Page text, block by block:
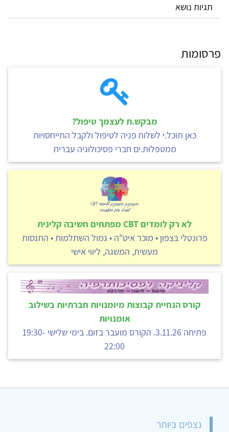
תגיות נושא
פרסומות
מבקש.ת לעצמך טיפול?
כאן תוכל.י לשלוח פניה לטיפול ולקבל התייחסויות
ממטפלות.ים חברי פסיכולוגיה עברית
לא רק לומדים CBT מפתחים חשיבה קלינית
פרונטלי בצפון • מוכר איט"ה • גמול השתלמות • התנסות
מעשית, המשגה, ליווי אישי
קורס הנחיית קבוצות מיומנויות חברתיות בשילוב
אומנויות
פתיחה 3.11.26. הקורס מועבר בזום. בימי שלישי 19:30-
22:00
נצפים ביותר